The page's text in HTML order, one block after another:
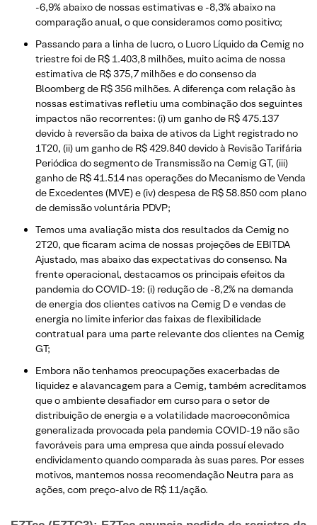
-6,9% abaixo de nossas estimativas e -8,3% abaixo na
comparação anual, o que consideramos como positivo;
Passando para a linha de lucro, o Lucro Líquido da Cemig no
triestre foi de R$ 1.403,8 milhões, muito acima de nossa
estimativa de R$ 375,7 milhões e do consenso da
Bloomberg de R$ 356 milhões. A diferença com relação às
nossas estimativas refletiu uma combinação dos seguintes
impactos não recorrentes: (i) um ganho de R$ 475.137
devido à reversão da baixa de ativos da Light registrado no
1T20, (ii) um ganho de R$ 429.840 devido à Revisão Tarifária
Periódica do segmento de Transmissão na Cemig GT, (iii)
ganho de R$ 41.514 nas operações do Mecanismo de Venda
de Excedentes (MVE) e (iv) despesa de R$ 58.850 com plano
de demissão voluntária PDVP;
Temos uma avaliação mista dos resultados da Cemig no
2T20, que ficaram acima de nossas projeções de EBITDA
Ajustado, mas abaixo das expectativas do consenso. Na
frente operacional, destacamos os principais efeitos da
pandemia do COVID-19: (i) redução de -8,2% na demanda
de energia dos clientes cativos na Cemig D e vendas de
energia no limite inferior das faixas de flexibilidade
contratual para uma parte relevante dos clientes na Cemig
GT;
Embora não tenhamos preocupações exacerbadas de
liquidez e alavancagem para a Cemig, também acreditamos
que o ambiente desafiador em curso para o setor de
distribuição de energia e a volatilidade macroeconômica
generalizada provocada pela pandemia COVID-19 não são
favoráveis para uma empresa que ainda possuí elevado
endividamento quando comparada às suas pares. Por esses
motivos, mantemos nossa recomendação Neutra para as
ações, com preço-alvo de R$ 11/ação.